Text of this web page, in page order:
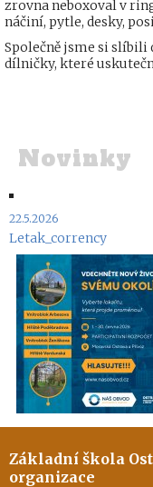
zrovna neboxoval v
náčiní, pytle, desky,
Společně jsme si slíbili
dílničky, které
Novinky
22.5.2026
Letak_corrency
Základní škola
organizace